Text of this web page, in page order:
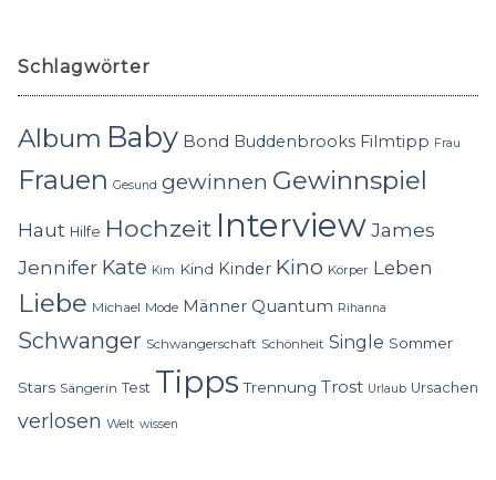
Schlagwörter
Album Baby Bond Buddenbrooks Filmtipp Frau
Frauen Gesund gewinnen Gewinnspiel
Haut Hilfe Hochzeit InterviewJames
Jennifer Kate Kim Kind Kinder Kino Körper Leben
Liebe Michael Mode Männer Quantum Rihanna
Schwanger Schwangerschaft Schönheit Single Sommer
Stars Sängerin Test Tipps Trennung Trost Urlaub Ursachen
verlosen Welt wissen